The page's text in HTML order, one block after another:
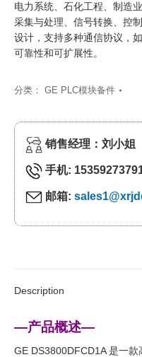
电力系统、石化工程、制造
采集与处理、信号转换、控
设计，支持多种通信协议，
可靠性和可扩展性。
分类： GE PLC模块备件
销售经理：刘小姐
手机:
邮箱:
Description
—产品概述—
GE DS3800DFCD1A 是一